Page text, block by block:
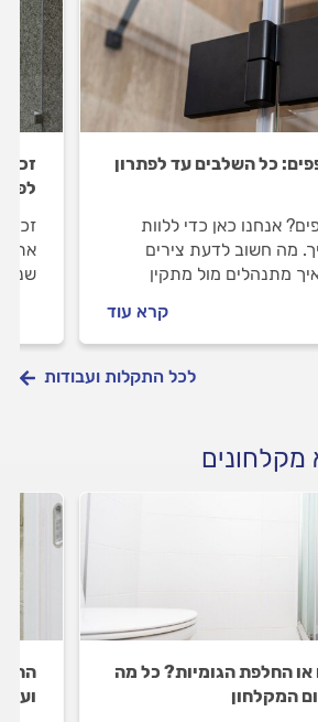
כל השלבים עד לפתרון
אנחנו כאן כדי ללוות
מה חשוב לדעת צירים
מתנהלים מול מתקין
קרא עוד
לכל התקלות ועבודות
מקלחונים
או החלפת הגומיות? כל מה
המקלחון